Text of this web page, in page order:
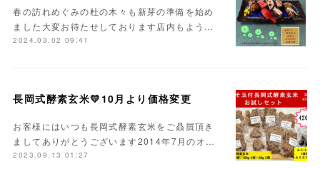
春の訪れめぐみの杜の木々も新芽の準備を始め
ました大変お待たせしております店内もよう…
2024.03.02 09:41
長岡式酵素玄米💛10月より価格変更
お客様にはいつも長岡式酵素玄米をご贔屓頂き
ましてありがとうございます2014年7月のオ…
2023.09.13 01:27